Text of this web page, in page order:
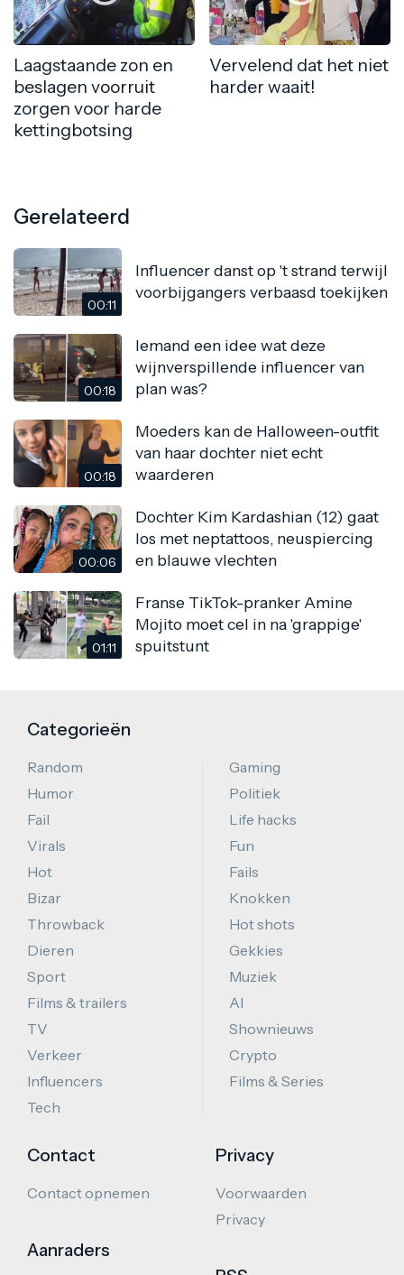
Laagstaande zon en
beslagen voorruit
zorgen voor harde
kettingbotsing
Vervelend dat het niet
harder waait!
Gerelateerd
00:11
Influencer danst op 't strand terwijl
voorbijgangers verbaasd toekijken
00:18
Iemand een idee wat deze
wijnverspillende influencer van
plan was?
00:18
Moeders kan de Halloween-outfit
van haar dochter niet echt
waarderen
00:06
Dochter Kim Kardashian (12) gaat
los met neptattoos, neuspiercing
en blauwe vlechten
01:11
Franse TikTok-pranker Amine
Mojito moet cel in na 'grappige'
spuitstunt
Categorieën
Random
Humor
Fail
Virals
Hot
Bizar
Throwback
Dieren
Sport
Films & trailers
TV
Verkeer
Influencers
Tech
Gaming
Politiek
Life hacks
Fun
Fails
Knokken
Hot shots
Gekkies
Muziek
AI
Shownieuws
Crypto
Films & Series
Contact
Contact opnemen
Aanraders
Privacy
Voorwaarden
Privacy